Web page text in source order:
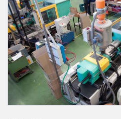
雷达传感器
超声波传感器
光纤放大器
光纤
槽形和标签传感器
色标、颜色和荧光传感器
状况监测：预测性维护和预防性维护
设备综合效率 (OEE)
远程监控
预测性维护与状态监控
预测性维护与状态监控